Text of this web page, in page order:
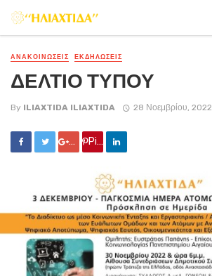
ΑΝΑΚΟΙΝΏΣΕΙΣ ΕΚΔΗΛΏΣΕΙΣ
ΔΕΛΤΙΟ ΤΥΠΟΥ
By ILIAXTIDA ILIAXTIDA 28 Νοεμβρίου, 2022
Google +
Pin it